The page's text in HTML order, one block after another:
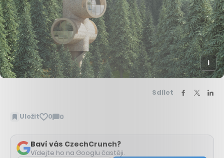
Sdílet
Uložit 0 0
Zobrazit
Baví vás CzechCrunch?
Vídejte ho na Googlu častěji.